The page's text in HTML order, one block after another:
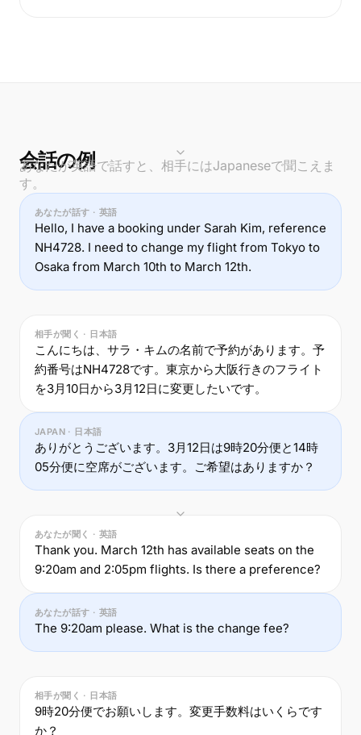
会話の例
あなたが英語で話すと、相手にはJapaneseで聞こえま
す。
あなたが話す · 英語
Hello, I have a booking under Sarah Kim, reference
NH4728. I need to change my flight from Tokyo to
Osaka from March 10th to March 12th.
相手が聞く · 日本語
こんにちは、サラ・キムの名前で予約があります。予
約番号はNH4728です。東京から大阪行きのフライト
を3月10日から3月12日に変更したいです。
JAPAN · 日本語
ありがとうございます。3月12日は9時20分便と14時
05分便に空席がございます。ご希望はありますか？
あなたが聞く · 英語
Thank you. March 12th has available seats on the
9:20am and 2:05pm flights. Is there a preference?
あなたが話す · 英語
The 9:20am please. What is the change fee?
相手が聞く · 日本語
9時20分便でお願いします。変更手数料はいくらです
か？